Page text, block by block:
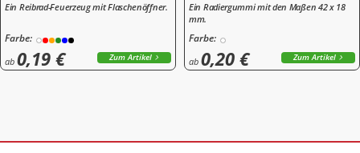
Ein Reibrad-Feuerzeug mit Flaschenöffner.
Farbe:
ab 0,19 € Zum Artikel
Ein Radiergummi mit den Maßen 42 x 18
mm.
Farbe:
ab 0,20 € Zum Artikel